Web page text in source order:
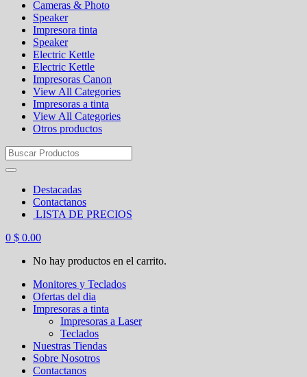
Cameras & Photo
Speaker
Impresora tinta
Speaker
Electric Kettle
Electric Kettle
Impresoras Canon
View All Categories
Impresoras a tinta
View All Categories
Otros productos
Search
for:
Destacadas
Contactanos
LISTA DE PRECIOS
0 $ 0.00
No hay productos en el carrito.
Monitores y Teclados
Ofertas del dia
Impresoras a tinta
Impresoras a Laser
Teclados
Nuestras Tiendas
Sobre Nosotros
Contactanos